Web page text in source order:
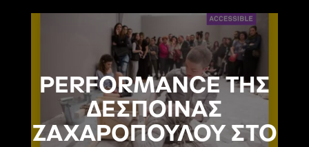
PERFORMANCE ΤΗΣ
ΔΕΣΠΟΙΝΑΣ
ΖΑΧΑΡΟΠΟΥΛΟΥ ΣΤΟ